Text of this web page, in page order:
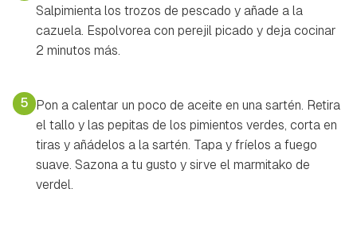
Salpimienta los trozos de pescado y añade a la
cazuela. Espolvorea con perejil picado y deja cocinar
2 minutos más.
5 Pon a calentar un poco de aceite en una sartén. Retira
el tallo y las pepitas de los pimientos verdes, corta en
tiras y añádelos a la sartén. Tapa y fríelos a fuego
suave. Sazona a tu gusto y sirve el marmitako de
verdel.